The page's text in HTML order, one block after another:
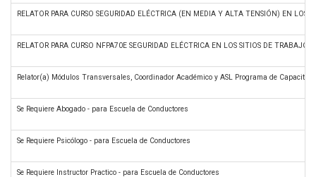
RELATOR PARA CURSO SEGURIDAD ELÉCTRICA (EN MEDIA Y ALTA TENSIÓN) EN LOS
RELATOR PARA CURSO NFPA70E SEGURIDAD ELÉCTRICA EN LOS SITIOS DE TRABAJO
Relator(a) Módulos Transversales, Coordinador Académico y ASL Programa de
Se Requiere Abogado - para Escuela de Conductores
Se Requiere Psicólogo - para Escuela de Conductores
Se Requiere Instructor Practico - para Escuela de Conductores